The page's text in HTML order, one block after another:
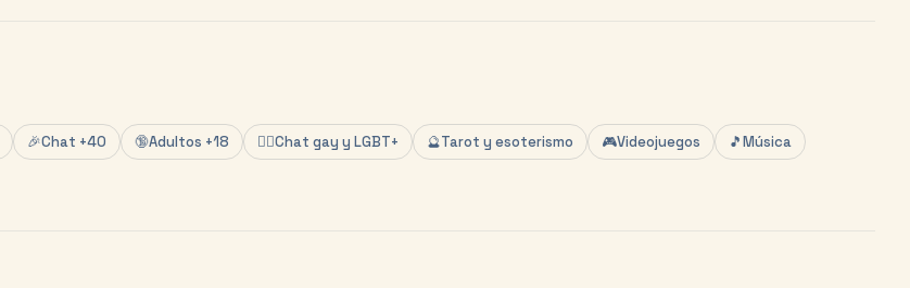
🎉Chat +40 🔞Adultos +18 🏳️‍🌈Chat gay y LGBT+ 🔮Tarot y esoterismo 🎮Videojuegos 🎵Música